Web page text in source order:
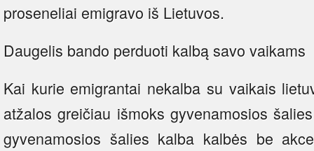
proseneliai emigravo iš Lietuvos.
Daugelis bando perduoti kalbą savo vaikams
Kai kurie emigrantai nekalba su vaikais
atžalos greičiau išmoks gyvenamosios
gyvenamosios šalies kalba kalbės be